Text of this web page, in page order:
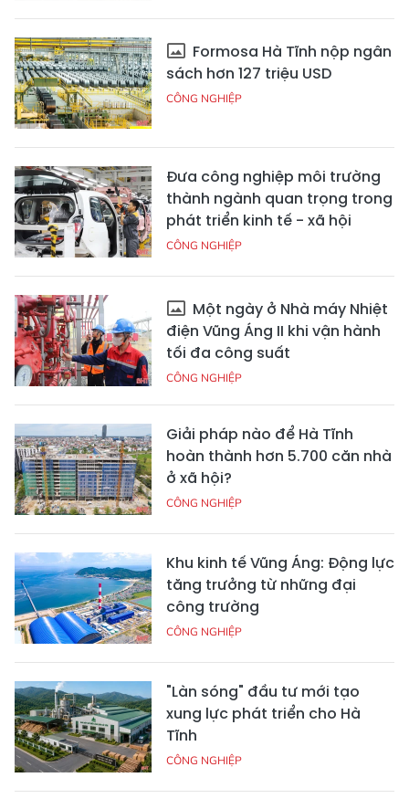
Formosa Hà Tĩnh nộp ngân
sách hơn 127 triệu USD
CÔNG NGHIỆP
Đưa công nghiệp môi trường
thành ngành quan trọng trong
phát triển kinh tế - xã hội
CÔNG NGHIỆP
Một ngày ở Nhà máy Nhiệt
điện Vũng Áng II khi vận hành
tối đa công suất
CÔNG NGHIỆP
Giải pháp nào để Hà Tĩnh
hoàn thành hơn 5.700 căn nhà
ở xã hội?
CÔNG NGHIỆP
Khu kinh tế Vũng Áng: Động lực
tăng trưởng từ những đại
công trường
CÔNG NGHIỆP
"Làn sóng" đầu tư mới tạo
xung lực phát triển cho Hà
Tĩnh
CÔNG NGHIỆP